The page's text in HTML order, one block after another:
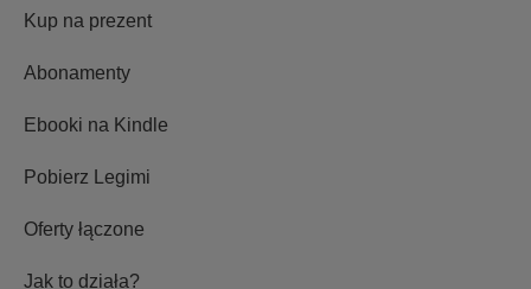
Kup na prezent
Abonamenty
Ebooki na Kindle
Pobierz Legimi
Oferty łączone
Jak to działa?